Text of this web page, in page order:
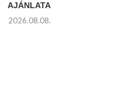
AJÁNLATA
2026.08.08.